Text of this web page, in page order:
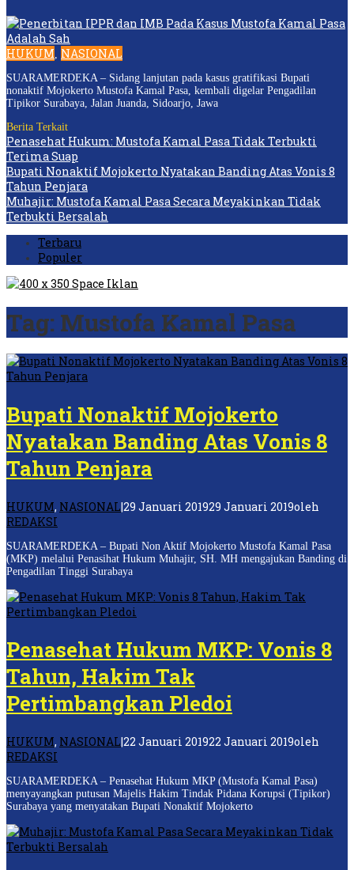
HUKUM, NASIONAL
SUARAMERDEKA – Sidang lanjutan pada kasus gratifikasi Bupati
nonaktif Mojokerto Mustofa Kamal Pasa, kembali digelar Pengadilan
Tipikor Surabaya, Jalan Juanda, Sidoarjo, Jawa
Berita Terkait
Penasehat Hukum: Mustofa Kamal Pasa Tidak Terbukti
Terima Suap
Bupati Nonaktif Mojokerto Nyatakan Banding Atas Vonis 8
Tahun Penjara
Muhajir: Mustofa Kamal Pasa Secara Meyakinkan Tidak
Terbukti Bersalah
Terbaru
Populer
Tag: Mustofa Kamal Pasa
Bupati Nonaktif Mojokerto
Nyatakan Banding Atas Vonis 8
Tahun Penjara
HUKUM, NASIONAL|29 Januari 201929 Januari 2019oleh
REDAKSI
SUARAMERDEKA – Bupati Non Aktif Mojokerto Mustofa Kamal Pasa
(MKP) melalui Penasihat Hukum Muhajir, SH. MH mengajukan Banding di
Pengadilan Tinggi Surabaya
Penasehat Hukum MKP: Vonis 8
Tahun, Hakim Tak
Pertimbangkan Pledoi
HUKUM, NASIONAL|22 Januari 201922 Januari 2019oleh
REDAKSI
SUARAMERDEKA – Penasehat Hukum MKP (Mustofa Kamal Pasa)
menyayangkan putusan Majelis Hakim Tindak Pidana Korupsi (Tipikor)
Surabaya yang menyatakan Bupati Nonaktif Mojokerto